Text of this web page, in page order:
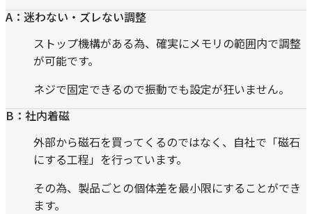
A：迷わない・ズレない調整
ストップ機構がある為、確実にメモリの範囲内で調整
が可能です。
ネジで固定できるので振動でも設定が狂いません。
B：社内着磁
外部から磁石を買ってくるのではなく、自社で「磁石
にする工程」を行っています。
その為、製品ごとの個体差を最小限にすることができ
ます。